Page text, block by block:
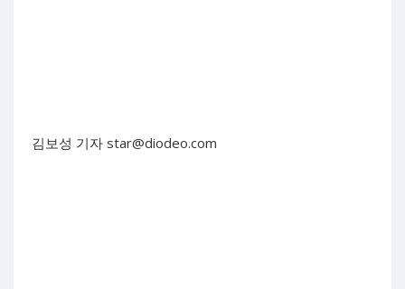
김보성 기자 star@diodeo.com